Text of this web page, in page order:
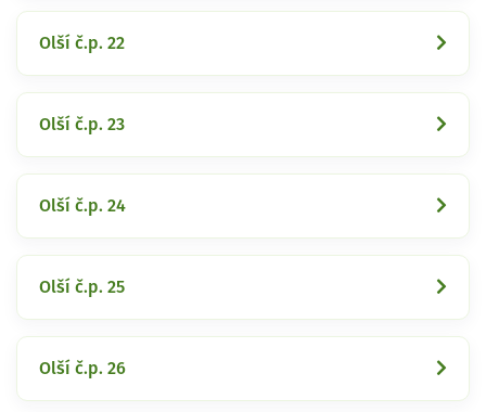
Olší č.p. 22
Olší č.p. 23
Olší č.p. 24
Olší č.p. 25
Olší č.p. 26